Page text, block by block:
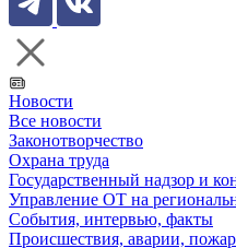
Новости
Все новости
Законотворчество
Охрана труда
Государственный надзор и
Управление ОТ на
События, интервью, факты
Происшествия, аварии,